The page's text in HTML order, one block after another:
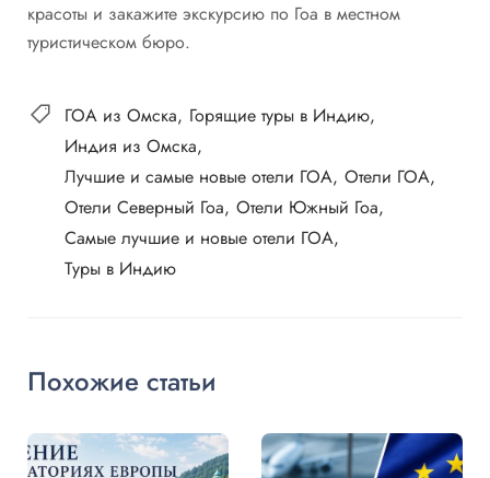
красоты и закажите экскурсию по Гоа в местном
туристическом бюро.
ГОА из Омска Горящие туры в Индию
Индия из Омска
Лучшие и самые новые отели ГОА Отели ГОА
Отели Северный Гоа Отели Южный Гоа
Самые лучшие и новые отели ГОА
Туры в Индию
Похожие статьи